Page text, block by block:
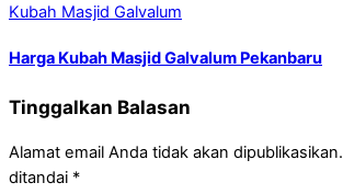
Kubah Masjid Galvalum
Harga Kubah Masjid Galvalum Pekanbaru
Tinggalkan Balasan
Alamat email Anda tidak akan dipublikasikan.
ditandai *